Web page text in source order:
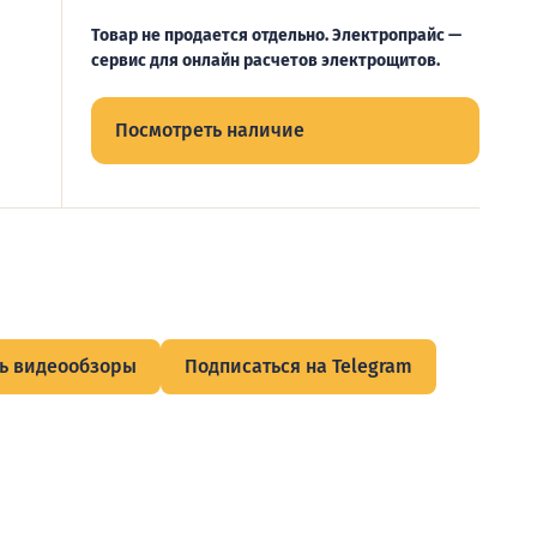
Товар не продается отдельно. Электропрайс —
сервис для онлайн расчетов электрощитов.
Посмотреть наличие
видеообзоры Подписаться на Telegram